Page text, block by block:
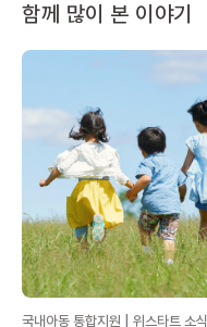
함께 많이 본 이야기
국내아동 통합지원 | 위스타트 소식